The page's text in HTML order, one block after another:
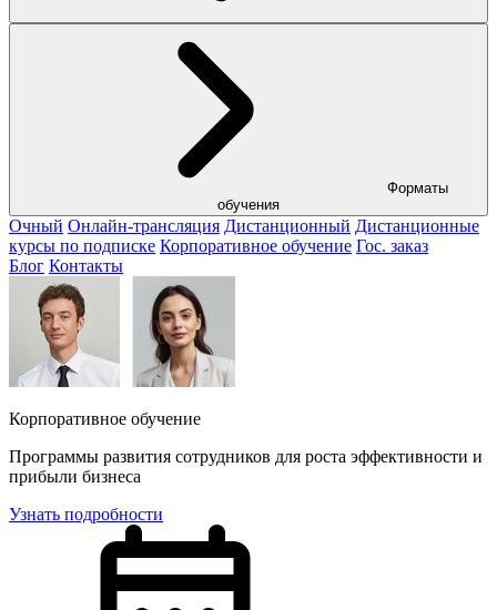
обучения
Очный Онлайн-трансляция Дистанционный Дистанционные
курсы по подписке Корпоративное обучение Гос. заказ
Блог Контакты
Корпоративное обучение
Программы развития сотрудников для роста эффективности и
прибыли бизнеса
Узнать подробности